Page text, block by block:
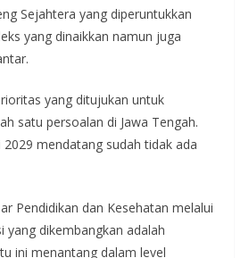
Sejahtera yang diperuntukkan
yang dinaikkan namun juga
yang ditujukan untuk
satu persoalan di Jawa Tengah.
mendatang sudah tidak ada
Pendidikan dan Kesehatan melalui
yang dikembangkan adalah
ini menantang dalam level